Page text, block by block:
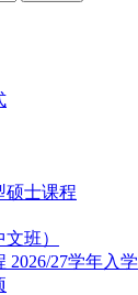
硕士课程
班）
2026/27学年入学